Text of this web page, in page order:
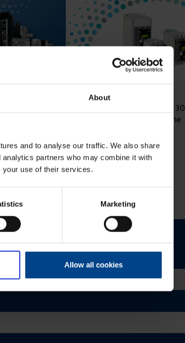
About
and to analyse our traffic. We also share
partners who may combine it with
your use of their services.
Marketing
Allow all cookies
Solcon-Igel tuotteet jo lähes 30
vuotta tuotevalikoimassamme